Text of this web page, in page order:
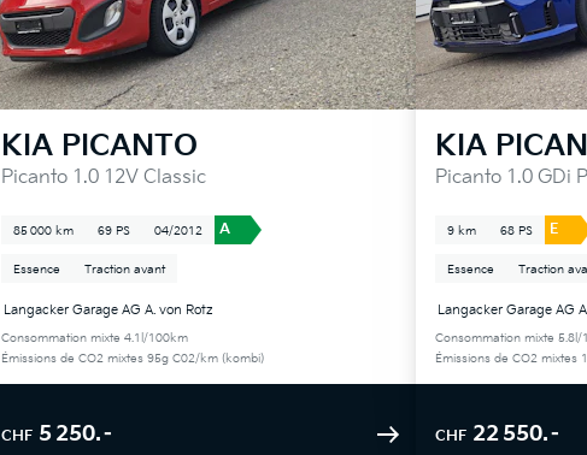
KIA PICANTO
Picanto 1.0 12V Classic
85 000 km 69 PS 04/2012 A
Essence Traction avant
Langacker Garage AG A. von Rotz
Consommation mixte 4.1l/100km
Émissions de CO2 mixtes 95g C02/km (kombi)
CHF 5 250.–
KIA
Picanto 1.0 GDi
9 km 68 PS E
Essence Traction
Langacker Garage AG
Consommation mixte 5.8l/
Émissions de CO2 mixtes
CHF 22 550.–